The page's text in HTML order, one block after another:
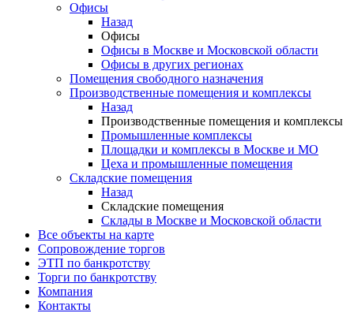
Офисы
Назад
Офисы
Офисы в Москве и Московской области
Офисы в других регионах
Помещения свободного назначения
Производственные помещения и комплексы
Назад
Производственные помещения и комплексы
Промышленные комплексы
Площадки и комплексы в Москве и МО
Цеха и промышленные помещения
Складские помещения
Назад
Складские помещения
Склады в Москве и Московской области
Все объекты на карте
Сопровождение торгов
ЭТП по банкротству
Торги по банкротству
Компания
Контакты